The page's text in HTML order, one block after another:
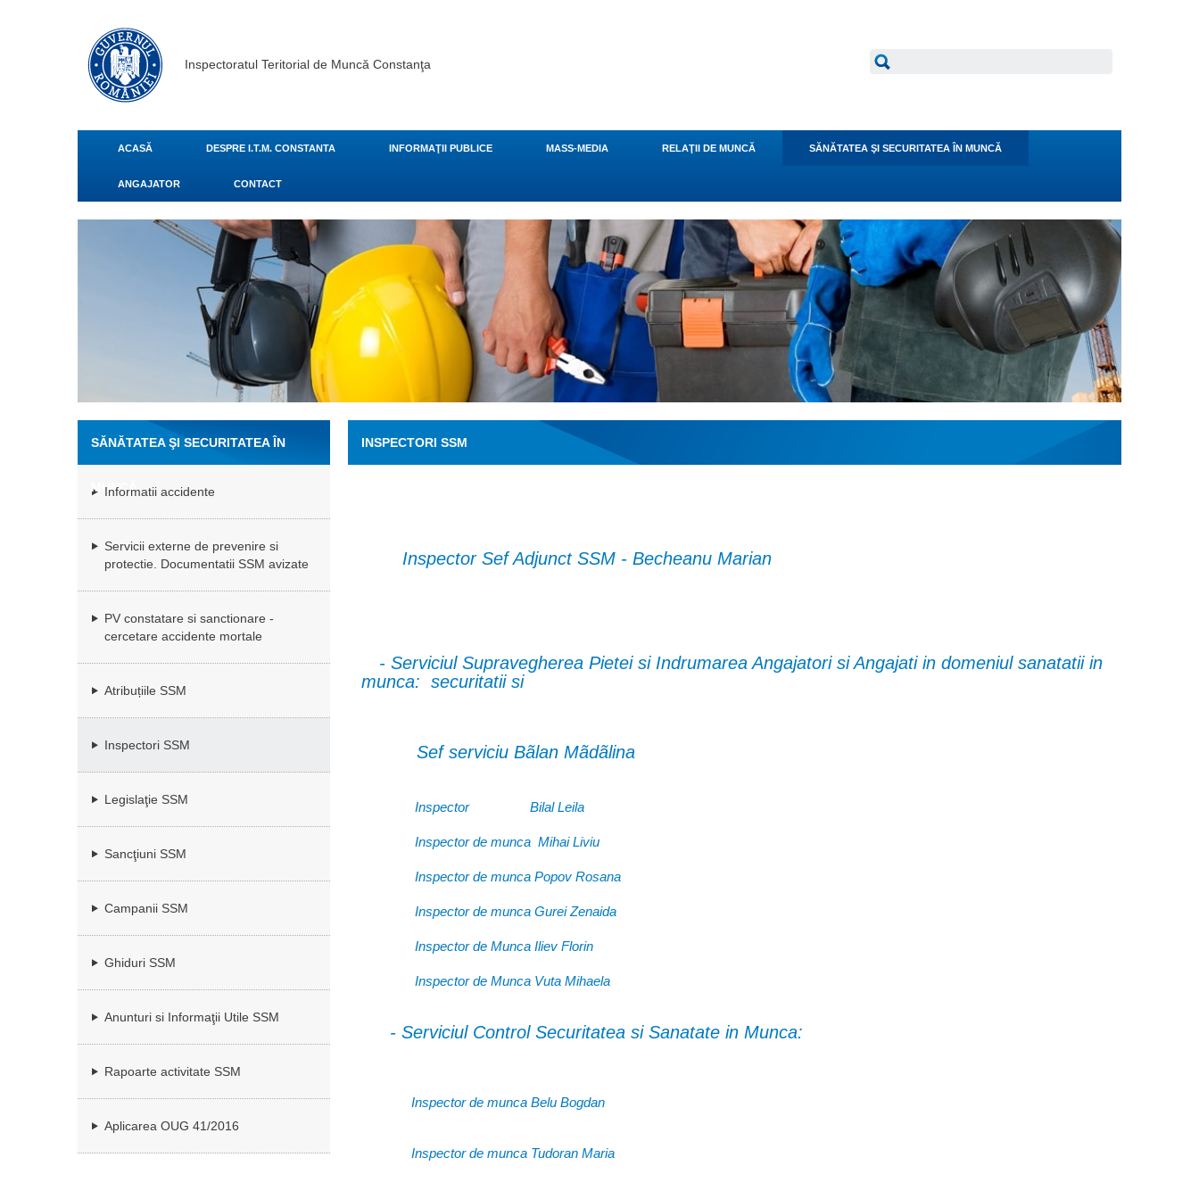
Inspectoratul Teritorial de Muncă Constanţa
ACASĂ DESPRE I.T.M. CONSTANTA INFORMAŢII PUBLICE MASS-MEDIA RELAŢII DE MUNCĂ SĂNĂTATEA ŞI SECURITATEA ÎN MUNCĂ
ANGAJATOR CONTACT
SĂNĂTATEA ŞI SECURITATEA ÎN
MUNCĂ
Informatii accidente
Servicii externe de prevenire si
protectie. Documentatii SSM avizate
PV constatare si sanctionare -
cercetare accidente mortale
Atribuțiile SSM
Inspectori SSM
Legislaţie SSM
Sancţiuni SSM
Campanii SSM
Ghiduri SSM
Anunturi si Informaţii Utile SSM
Rapoarte activitate SSM
Aplicarea OUG 41/2016
INSPECTORI SSM
Inspector Sef Adjunct SSM - Becheanu Marian
- Serviciul Supravegherea Pietei si Indrumarea Angajatori si Angajati in domeniul sanatatii in
munca: securitatii si
Sef serviciu Bãlan Mãdãlina
Inspector Bilal Leila
Inspector de munca Mihai Liviu
Inspector de munca Popov Rosana
Inspector de munca Gurei Zenaida
Inspector de Munca Iliev Florin
Inspector de Munca Vuta Mihaela
- Serviciul Control Securitatea si Sanatate in Munca:
Inspector de munca Belu Bogdan
Inspector de munca Tudoran Maria